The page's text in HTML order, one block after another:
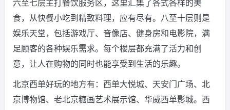
六至七层主打餐饮服务区，这里汇集了各式各样的美
食，从快餐小吃到精致料理，应有尽有。八至十层则是
娱乐天堂，包括游戏厅、音像店、健身房和电影院，满
足顾客的各种娱乐需求。每个楼层都充满了活力和创
意，让人在购物的同时也能享受到生活的乐趣。
北京西单好玩的地方有：西单大悦城、天安门广场、北
京博物馆、老北京糖画艺术展示馆、华威西单影城。西